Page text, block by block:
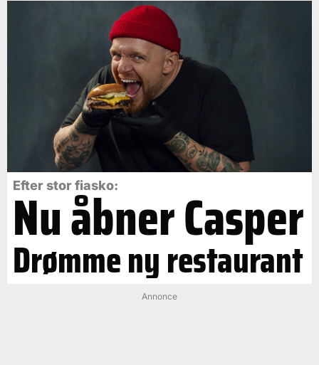
Efter stor fiasko:
Nu åbner Casper
Drømme ny restaurant
Annonce